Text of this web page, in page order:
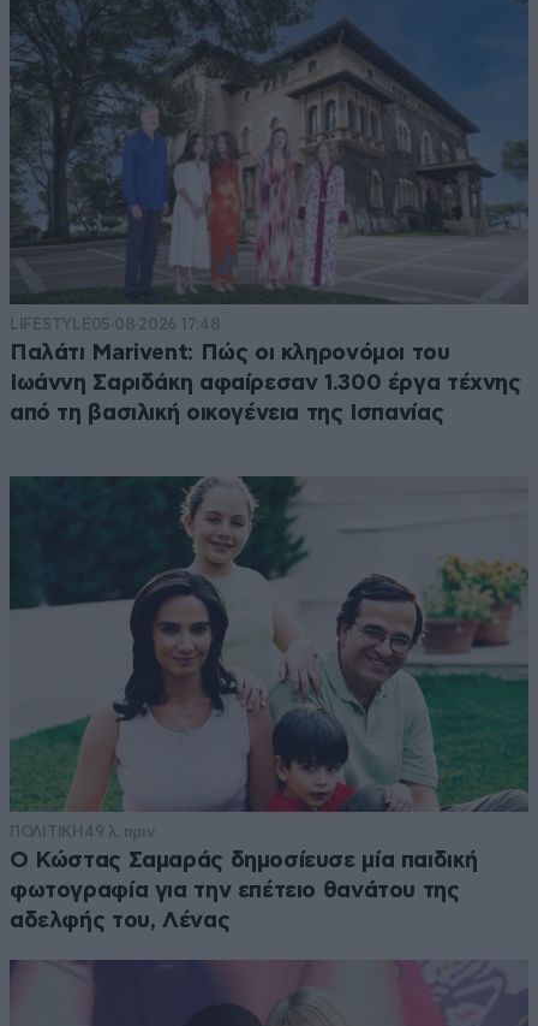
LIFESTYLE05·08·2026 17:48
Παλάτι Marivent: Πώς οι κληρονόμοι του
Ιωάννη Σαριδάκη αφαίρεσαν 1.300 έργα τέχνης
από τη βασιλική οικογένεια της Ισπανίας
ΠΟΛΙΤΙΚΗ 49 λ. πριν
Ο Κώστας Σαμαράς δημοσίευσε μία παιδική
φωτογραφία για την επέτειο θανάτου της
αδελφής του, Λένας